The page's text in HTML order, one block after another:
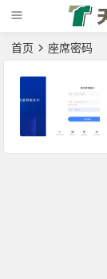
首页 座席密码